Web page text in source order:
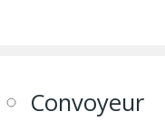
Convoyeur